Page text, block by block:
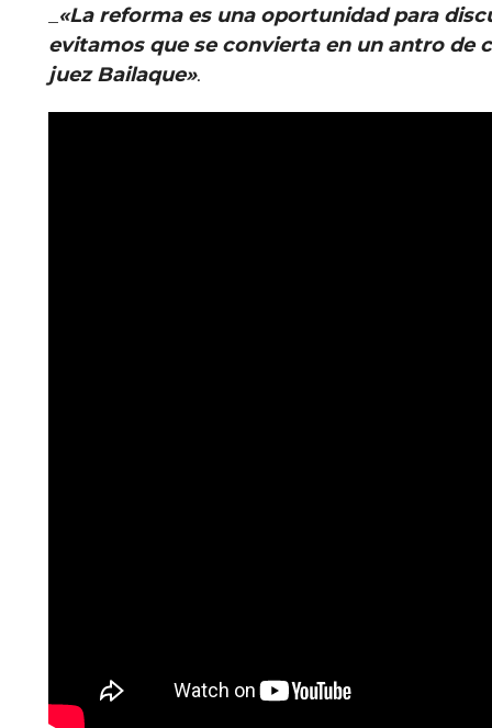
_«La reforma es una oportunidad para
evitamos que se convierta en un antro de
juez Bailaque».